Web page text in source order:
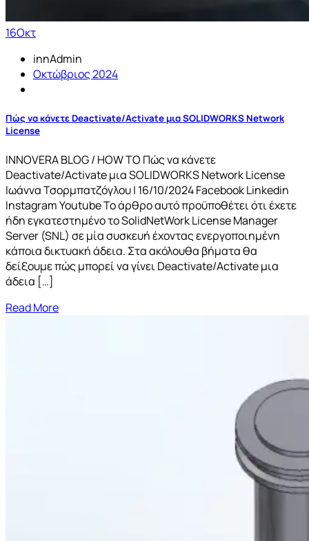
16Οκτ
innAdmin
Οκτώβριος 2024
Πώς να κάνετε Deactivate/Activate μια SOLIDWORKS Network
License
INNOVERA BLOG / HOW TO Πώς να κάνετε
Deactivate/Activate μια SOLIDWORKS Network License
Ιωάννα Τσορμπατζόγλου | 16/10/2024 Facebook Linkedin
Instagram Youtube Το άρθρο αυτό προϋποθέτει ότι έχετε
ήδη εγκατεστημένο το SolidNetWork License Manager
Server (SNL) σε μία συσκευή έχοντας ενεργοποιημένη
κάποια δικτυακή άδεια. Στα ακόλουθα βήματα θα
δείξουμε πώς μπορεί να γίνει Deactivate/Activate μια
άδεια […]
Read More